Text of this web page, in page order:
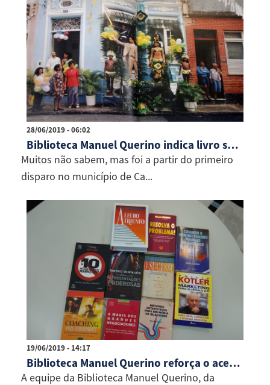
28/06/2019 - 06:02
Biblioteca Manuel Querino indica livro sobre o 2 de Julho
Muitos não sabem, mas foi a partir do primeiro
disparo no município de Ca...
19/06/2019 - 14:17
Biblioteca Manuel Querino reforça o acervo
A equipe da Biblioteca Manuel Querino, da